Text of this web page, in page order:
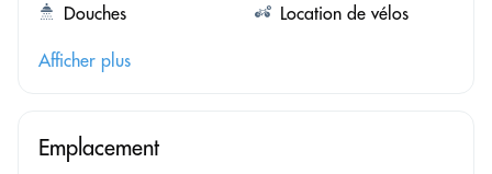
Douches
Location de vélos
Afficher plus
Emplacement